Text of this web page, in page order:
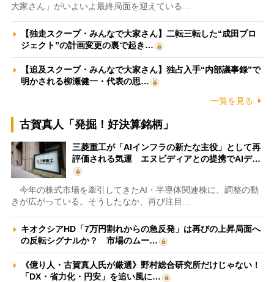
大家さん」がいよいよ最終局面を迎えている…
【独走スクープ・みんなで大家さん】二転三転した“成田プロ
ジェクト”の計画変更の裏で起き…
【追及スクープ・みんなで大家さん】独占入手“内部議事録”で
明かされる柳瀬健一・代表の思…
一覧を見る
古賀真人「発掘！好決算銘柄」
三菱重工が「AIインフラの新たな主役」として再
評価される気運 エヌビディアとの提携でAIデ…
今年の株式市場を牽引してきたAI・半導体関連株に、調整の動
きが広がっている。そうしたなか、再び注目…
キオクシアHD「7万円割れからの急反発」は再びの上昇局面へ
の反転シグナルか？ 市場のムー…
《億り人・古賀真人氏が厳選》野村総合研究所だけじゃない！
「DX・省力化・円安」を追い風に…